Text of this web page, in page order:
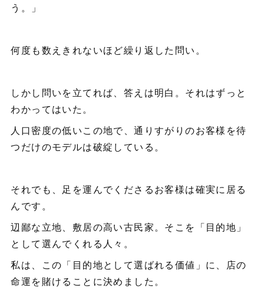
う。」
何度も数えきれないほど繰り返した問い。
しかし問いを立てれば、答えは明白。それはずっと
わかってはいた。
人口密度の低いこの地で、通りすがりのお客様を待
つだけのモデルは破綻している。
それでも、足を運んでくださるお客様は確実に居る
んです。
辺鄙な立地、敷居の高い古民家。そこを「目的地」
として選んでくれる人々。
私は、この「目的地として選ばれる価値」に、店の
命運を賭けることに決めました。